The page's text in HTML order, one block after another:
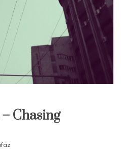
Chasing